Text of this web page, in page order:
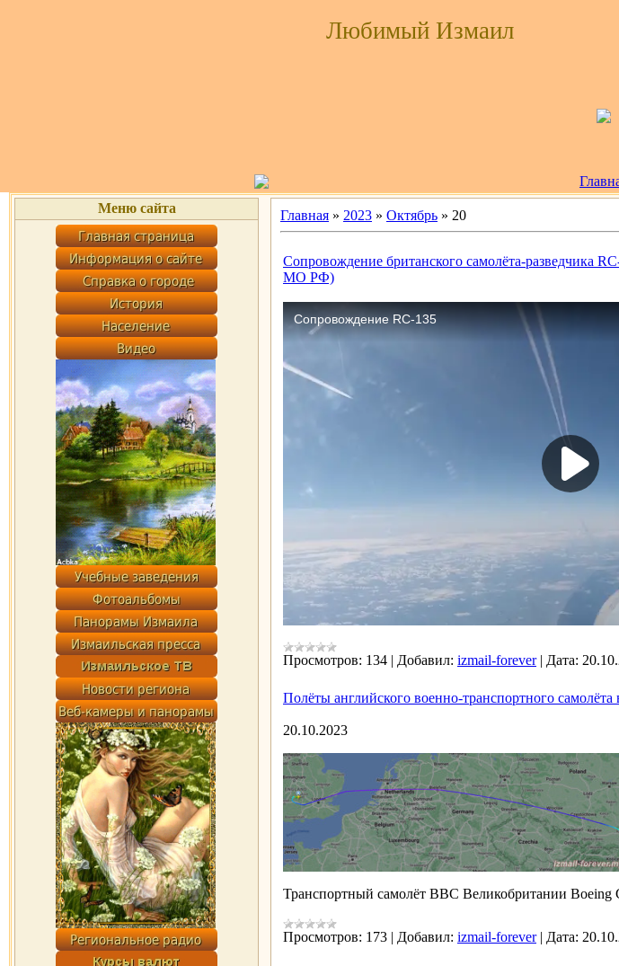
Любимый Измаил
Меню сайта
Главная » 2023 » Октябрь » 20
Сопровождение британского самолёта-разведчика
МО РФ)
Просмотров: 134 | Добавил: izmail-forever | Дата:
Полёты английского военно-транспортного
20.10.2023
Транспортный самолёт ВВС Великобритании Boeing
Просмотров: 173 | Добавил: izmail-forever | Дата: